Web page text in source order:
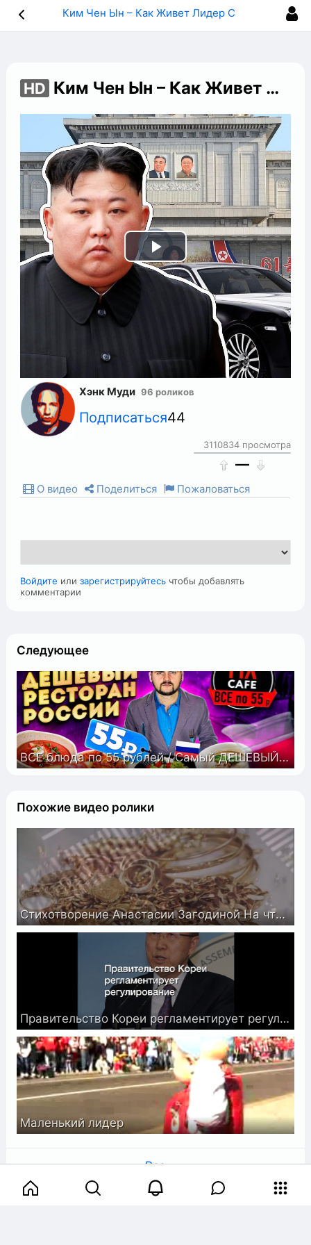
HD Ким Чен Ын – Как Живет Лидер Северной Кореи и Куда Тратит Свои Миллиарды
Play
Video
Хэнк Муди 96 роликов
Подписаться44
3110834 просмотра
—
О видео Поделиться Пожаловаться
Войдите илизарегистрируйтесь чтобы добавлять
комментарии
Следующее
ВСЕ блюда по 55 рублей / Самый ДЕШЕВЫЙ ресторан России / ТАКОГО я не ожидал / FIX CAFE Екатеринбург
Похожие видео ролики
Стихотворение Анастасии Загодиной На что мы тратим жизнь
Правительство Кореи регламентирует регулирование
Маленький лидер
Все